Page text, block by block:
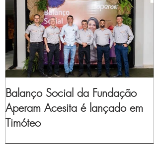
Balanço Social da Fundação
Aperam Acesita é lançado em
Timóteo